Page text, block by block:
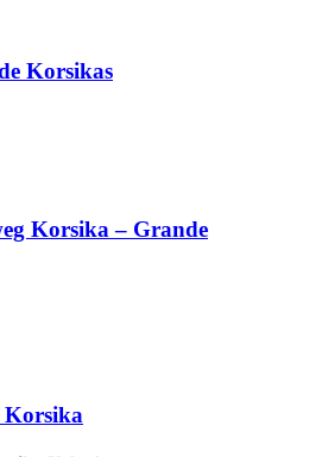
Korsikas
Korsika – Grande